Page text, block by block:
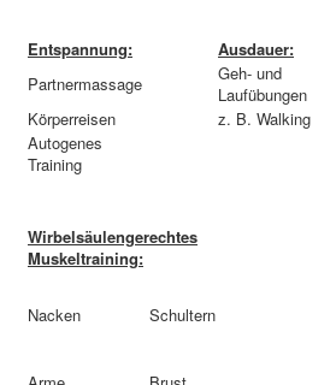
Entspannung:
Ausdauer:
Partnermassage
Geh- und
Laufübungen
Körperreisen
z. B. Walking
Autogenes
Training
Wirbelsäulengerechtes
Muskeltraining:
Nacken Schultern